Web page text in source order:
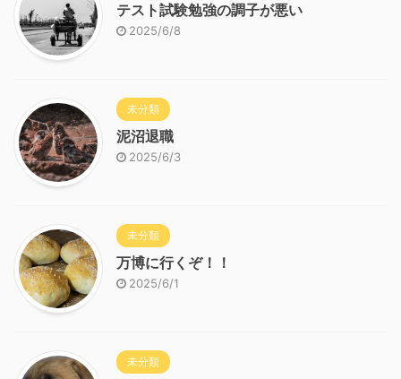
テスト試験勉強の調子が悪い
2025/6/8
未分類
泥沼退職
2025/6/3
未分類
万博に行くぞ！！
2025/6/1
未分類